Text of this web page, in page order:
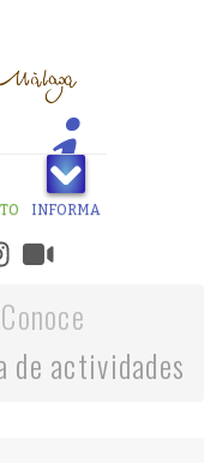
INFORMA
Conoce
de actividades